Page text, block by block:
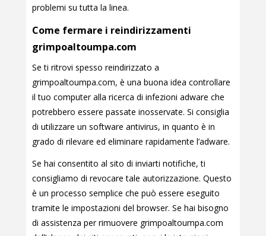
problemi su tutta la linea.
Come fermare i reindirizzamenti
grimpoaltoumpa.com
Se ti ritrovi spesso reindirizzato a
grimpoaltoumpa.com, è una buona idea controllare
il tuo computer alla ricerca di infezioni adware che
potrebbero essere passate inosservate. Si consiglia
di utilizzare un software antivirus, in quanto è in
grado di rilevare ed eliminare rapidamente l’adware.
Se hai consentito al sito di inviarti notifiche, ti
consigliamo di revocare tale autorizzazione. Questo
è un processo semplice che può essere eseguito
tramite le impostazioni del browser. Se hai bisogno
di assistenza per rimuovere grimpoaltoumpa.com